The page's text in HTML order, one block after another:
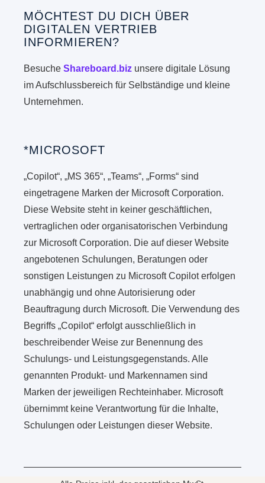
MÖCHTEST DU DICH ÜBER
DIGITALEN VERTRIEB
INFORMIEREN?
BesucheShareboard.biz unsere digitale Lösung
im Aufschlussbereich für Selbständige und kleine
Unternehmen.
*MICROSOFT
„Copilot“, „MS 365“, „Teams“, „Forms“ sind
eingetragene Marken der Microsoft Corporation.
Diese Website steht in keiner geschäftlichen,
vertraglichen oder organisatorischen Verbindung
zur Microsoft Corporation. Die auf dieser Website
angebotenen Schulungen, Beratungen oder
sonstigen Leistungen zu Microsoft Copilot erfolgen
unabhängig und ohne Autorisierung oder
Beauftragung durch Microsoft. Die Verwendung des
Begriffs „Copilot“ erfolgt ausschließlich in
beschreibender Weise zur Benennung des
Schulungs- und Leistungsgegenstands. Alle
genannten Produkt- und Markennamen sind
Marken der jeweiligen Rechteinhaber. Microsoft
übernimmt keine Verantwortung für die Inhalte,
Schulungen oder Leistungen dieser Website.